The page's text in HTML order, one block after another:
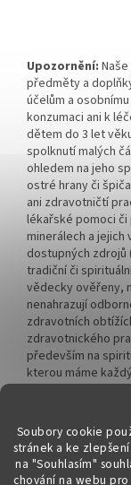
Soubory cookie
stránek a ke
na "Souhlasím"
chování na webu
Upozornění:
předměty a
účelům a
konzumaci ani k
dětem do 3 let
spolknutí malých
ohledem na jeho
ostré hrany či
ani zdravotničtí
lékařské pomoci
minerálech a
dostupných
tradiční či
vědecky ověřeny,
nenahrazují
zdravotních
zdravotnického
především na
kterou máme